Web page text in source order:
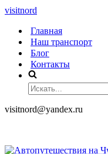
visitnord
Главная
Наш транспорт
Блог
Контакты
visitnord@yandex.ru